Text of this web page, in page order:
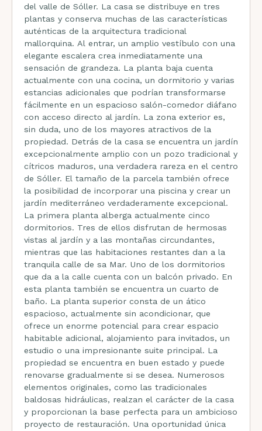
del valle de Sóller. La casa se distribuye en tres
plantas y conserva muchas de las características
auténticas de la arquitectura tradicional
mallorquina. Al entrar, un amplio vestíbulo con una
elegante escalera crea inmediatamente una
sensación de grandeza. La planta baja cuenta
actualmente con una cocina, un dormitorio y varias
estancias adicionales que podrían transformarse
fácilmente en un espacioso salón-comedor diáfano
con acceso directo al jardín. La zona exterior es,
sin duda, uno de los mayores atractivos de la
propiedad. Detrás de la casa se encuentra un jardín
excepcionalmente amplio con un pozo tradicional y
cítricos maduros, una verdadera rareza en el centro
de Sóller. El tamaño de la parcela también ofrece
la posibilidad de incorporar una piscina y crear un
jardín mediterráneo verdaderamente excepcional.
La primera planta alberga actualmente cinco
dormitorios. Tres de ellos disfrutan de hermosas
vistas al jardín y a las montañas circundantes,
mientras que las habitaciones restantes dan a la
tranquila calle de sa Mar. Uno de los dormitorios
que da a la calle cuenta con un balcón privado. En
esta planta también se encuentra un cuarto de
baño. La planta superior consta de un ático
espacioso, actualmente sin acondicionar, que
ofrece un enorme potencial para crear espacio
habitable adicional, alojamiento para invitados, un
estudio o una impresionante suite principal. La
propiedad se encuentra en buen estado y puede
renovarse gradualmente si se desea. Numerosos
elementos originales, como las tradicionales
baldosas hidráulicas, realzan el carácter de la casa
y proporcionan la base perfecta para un ambicioso
proyecto de restauración. Una oportunidad única